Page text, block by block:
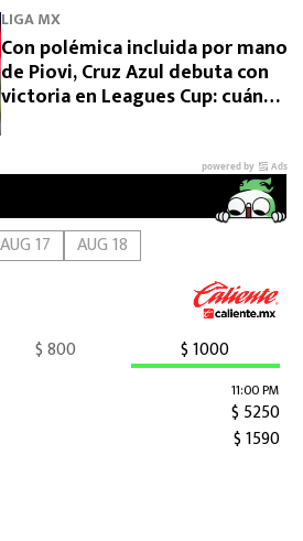
LIGA MX
Con polémica incluida por mano
de Piovi, Cruz Azul debuta con
victoria en Leagues Cup: cuándo